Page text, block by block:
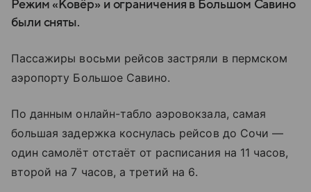
Режим «Ковёр» и ограничения в Большом Савино
были сняты.
Пассажиры восьми рейсов застряли в пермском
аэропорту Большое Савино.
По данным онлайн-табло аэровокзала, самая
большая задержка коснулась рейсов до Сочи —
один самолёт отстаёт от расписания на 11 часов,
второй на 7 часов, а третий на 6.